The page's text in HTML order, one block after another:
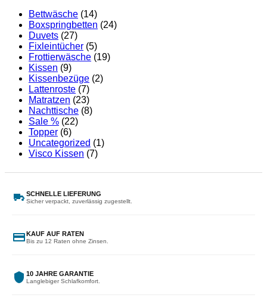
Bettwäsche (14)
Boxspringbetten (24)
Duvets (27)
Fixleintücher (5)
Frottierwäsche (19)
Kissen (9)
Kissenbezüge (2)
Lattenroste (7)
Matratzen (23)
Nachttische (8)
Sale % (22)
Topper (6)
Uncategorized (1)
Visco Kissen (7)
SCHNELLE LIEFERUNG
Sicher verpackt, zuverlässig zugestellt.
KAUF AUF RATEN
Bis zu 12 Raten ohne Zinsen.
10 JAHRE GARANTIE
Langlebiger Schlafkomfort.